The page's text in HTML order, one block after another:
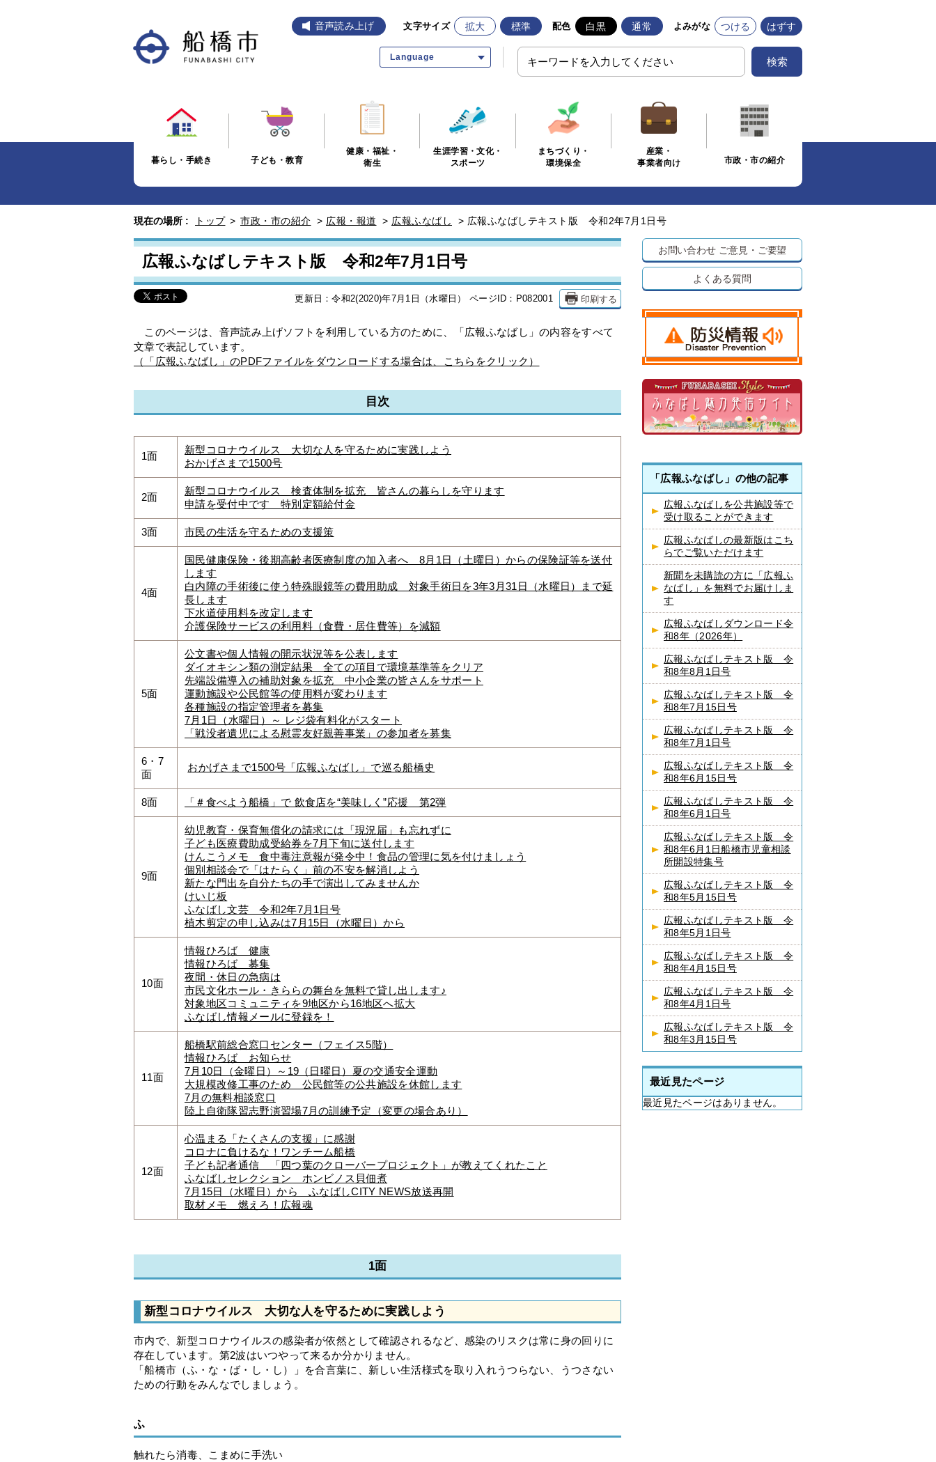
音声読み上げ 文字サイズ 拡大 標準 配色 白黒 通常 よみがな つける はずす
Language 検索
暮らし・手続き 子ども・教育
健康・福祉・
衛生
生涯学習・文化・
スポーツ
まちづくり・
環境保全
産業・
事業者向け
市政・市の紹介
現在の場所 : トップ > 市政・市の紹介 > 広報・報道 > 広報ふなばし > 広報ふなばしテキスト版 令和2年7月1日号
広報ふなばしテキスト版 令和2年7月1日号
更新日：令和2(2020)年7月1日（水曜日） ページID：P082001 印刷する
このページは、音声読み上げソフトを利用している方のために、「広報ふなばし」の内容をすべて
文章で表記しています。
（「広報ふなばし」のPDFファイルをダウンロードする場合は、こちらをクリック）
目次
1面
新型コロナウイルス 大切な人を守るために実践しよう
おかげさまで1500号
2面
新型コロナウイルス 検査体制を拡充 皆さんの暮らしを守ります
申請を受付中です 特別定額給付金
3面 市民の生活を守るための支援策
4面
国民健康保険・後期高齢者医療制度の加入者へ 8月1日（土曜日）からの保険証等を送付
します
白内障の手術後に使う特殊眼鏡等の費用助成 対象手術日を3年3月31日（水曜日）まで延
長します
下水道使用料を改定します
介護保険サービスの利用料（食費・居住費等）を減額
5面
公文書や個人情報の開示状況等を公表します
ダイオキシン類の測定結果 全ての項目で環境基準等をクリア
先端設備導入の補助対象を拡充 中小企業の皆さんをサポート
運動施設や公民館等の使用料が変わります
各種施設の指定管理者を募集
7月1日（水曜日）～ レジ袋有料化がスタート
「戦没者遺児による慰霊友好親善事業」の参加者を募集
6・7
面
おかげさまで1500号「広報ふなばし」で巡る船橋史
8面 「＃食べよう船橋」で 飲食店を“美味しく”応援 第2弾
9面
幼児教育・保育無償化の請求には「現況届」も忘れずに
子ども医療費助成受給券を7月下旬に送付します
けんこうメモ 食中毒注意報が発令中！食品の管理に気を付けましょう
個別相談会で「はたらく」前の不安を解消しよう
新たな門出を自分たちの手で演出してみませんか
けいじ板
ふなばし文芸 令和2年7月1日号
植木剪定の申し込みは7月15日（水曜日）から
10面
情報ひろば 健康
情報ひろば 募集
夜間・休日の急病は
市民文化ホール・きららの舞台を無料で貸し出します♪
対象地区コミュニティを9地区から16地区へ拡大
ふなばし情報メールに登録を！
11面
船橋駅前総合窓口センター（フェイス5階）
情報ひろば お知らせ
7月10日（金曜日）～19（日曜日）夏の交通安全運動
大規模改修工事のため 公民館等の公共施設を休館します
7月の無料相談窓口
陸上自衛隊習志野演習場7月の訓練予定（変更の場合あり）
12面
心温まる「たくさんの支援」に感謝
コロナに負けるな！ワンチーム船橋
子ども記者通信 「四つ葉のクローバープロジェクト」が教えてくれたこと
ふなばしセレクション ホンビノス貝佃煮
7月15日（水曜日）から ふなばしCITY NEWS放送再開
取材メモ 燃えろ！広報魂
1面
新型コロナウイルス 大切な人を守るために実践しよう
市内で、新型コロナウイルスの感染者が依然として確認されるなど、感染のリスクは常に身の回りに
存在しています。第2波はいつやって来るか分かりません。
「船橋市（ふ・な・ば・し・し）」を合言葉に、新しい生活様式を取り入れうつらない、うつさない
ための行動をみんなでしましょう。
ふ
触れたら消毒、こまめに手洗い
お問い合わせ ご意見・ご要望
よくある質問
「広報ふなばし」の他の記事
広報ふなばしを公共施設等で
受け取ることができます
広報ふなばしの最新版はこち
らでご覧いただけます
新聞を未購読の方に「広報ふ
なばし」を無料でお届けしま
す
広報ふなばしダウンロード令
和8年（2026年）
広報ふなばしテキスト版 令
和8年8月1日号
広報ふなばしテキスト版 令
和8年7月15日号
広報ふなばしテキスト版 令
和8年7月1日号
広報ふなばしテキスト版 令
和8年6月15日号
広報ふなばしテキスト版 令
和8年6月1日号
広報ふなばしテキスト版 令
和8年6月1日船橋市児童相談
所開設特集号
広報ふなばしテキスト版 令
和8年5月15日号
広報ふなばしテキスト版 令
和8年5月1日号
広報ふなばしテキスト版 令
和8年4月15日号
広報ふなばしテキスト版 令
和8年4月1日号
広報ふなばしテキスト版 令
和8年3月15日号
最近見たページ
最近見たページはありません。